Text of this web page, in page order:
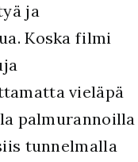
ja
Koska filmi
vieläpä
palmurannoilla
tunnelmalla